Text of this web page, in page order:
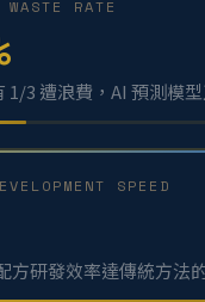
RATE
1/3 遭浪費，AI 預測模
SPEED
方研發效率達傳統方法